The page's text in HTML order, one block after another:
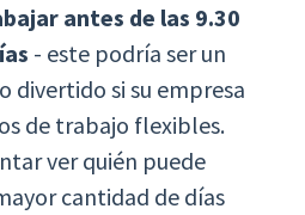
antes de las 9.30
- este podría ser un
divertido si su empresa
de trabajo flexibles.
ver quién puede
cantidad de días